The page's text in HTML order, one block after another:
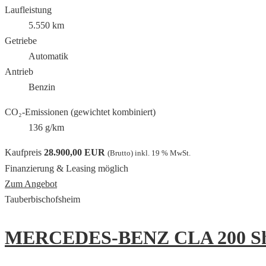
Laufleistung
5.550 km
Getriebe
Automatik
Antrieb
Benzin
CO₂-Emissionen (gewichtet kombiniert)
136 g/km
Kaufpreis 28.900,00 EUR (Brutto) inkl. 19 % MwSt.
Finanzierung & Leasing möglich
Zum Angebot
Tauberbischofsheim
MERCEDES-BENZ CLA 200